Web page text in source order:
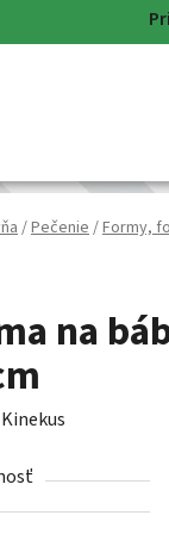
/Pečenie/Formy,
na
Kinekus